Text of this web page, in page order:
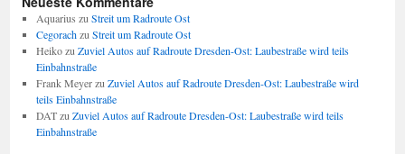
Aquarius zu Streit um Radroute Ost
Cegorachzu Streit um Radroute Ost
Heikozu Zuviel Autos auf Radroute Dresden-Ost: Laubestraße wird teils
Einbahnstraße
Frank Meyerzu Zuviel Autos auf Radroute Dresden-Ost: Laubestraße wird
teils Einbahnstraße
DATzu Zuviel Autos auf Radroute Dresden-Ost: Laubestraße wird teils
Einbahnstraße